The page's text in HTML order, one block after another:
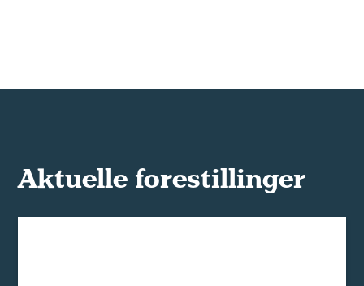
Aktuelle forestillinger